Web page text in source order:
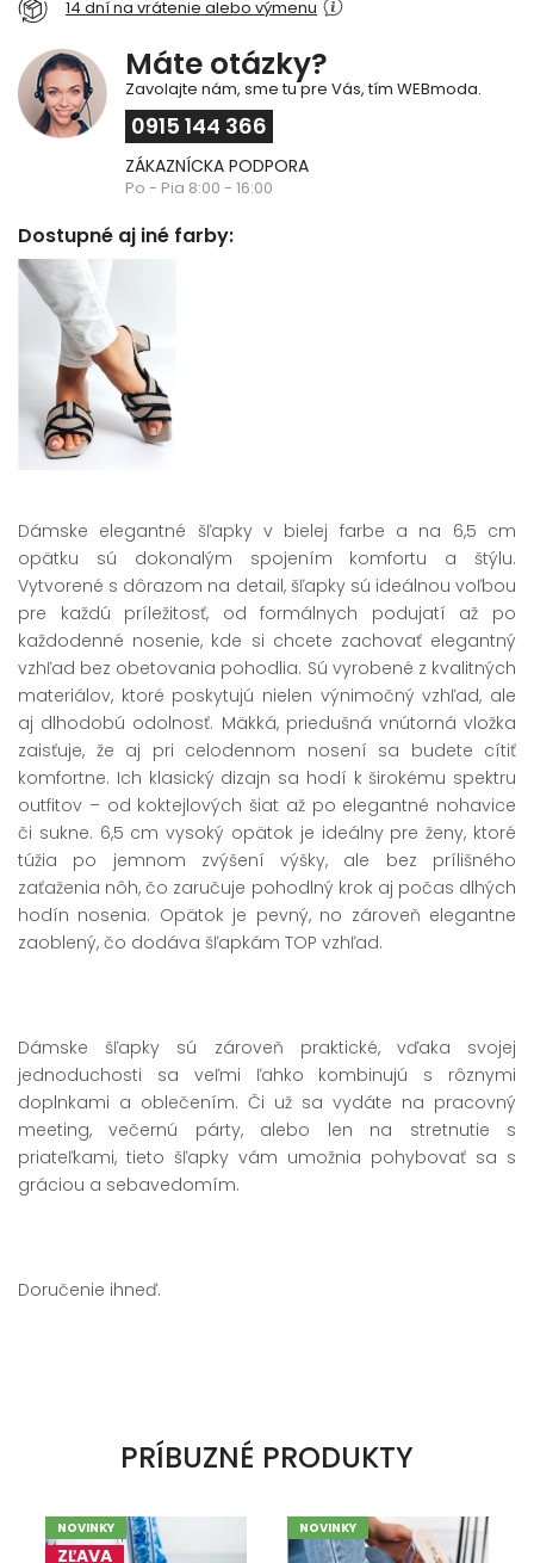
14 dní na vrátenie alebo výmenu
Máte otázky?
Zavolajte nám, sme tu pre Vás, tím WEBmoda.
0915 144 366
ZÁKAZNÍCKA PODPORA
Po - Pia 8:00 - 16:00
Dostupné aj iné farby:
Dámske elegantné šľapky v bielej farbe a na 6,5 cm
opätku sú dokonalým spojením komfortu a štýlu.
Vytvorené s dôrazom na detail, šľapky sú ideálnou voľbou
pre každú príležitosť, od formálnych podujatí až po
každodenné nosenie, kde si chcete zachovať elegantný
vzhľad bez obetovania pohodlia. Sú vyrobené z kvalitných
materiálov, ktoré poskytujú nielen výnimočný vzhľad, ale
aj dlhodobú odolnosť. Mäkká, priedušná vnútorná vložka
zaisťuje, že aj pri celodennom nosení sa budete cítiť
komfortne. Ich klasický dizajn sa hodí k širokému spektru
outfitov – od koktejlových šiat až po elegantné nohavice
či sukne. 6,5 cm vysoký opätok je ideálny pre ženy, ktoré
túžia po jemnom zvýšení výšky, ale bez prílišného
zaťaženia nôh, čo zaručuje pohodlný krok aj počas dlhých
hodín nosenia. Opätok je pevný, no zároveň elegantne
zaoblený, čo dodáva šľapkám TOP vzhľad.
Dámske šľapky sú zároveň praktické, vďaka svojej
jednoduchosti sa veľmi ľahko kombinujú s rôznymi
doplnkami a oblečením. Či už sa vydáte na pracovný
meeting, večernú párty, alebo len na stretnutie s
priateľkami, tieto šľapky vám umožnia pohybovať sa s
gráciou a sebavedomím.
Doručenie ihneď.
PRÍBUZNÉ PRODUKTY
NOVINKY
ZĽAVA
NOVINKY